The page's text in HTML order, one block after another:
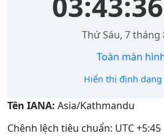
Thứ Sáu, 7 tháng
Toàn màn
Hiển thị định
Tên IANA: Asia/Kathmandu
Chênh lệch tiêu chuẩn: UTC +5:45